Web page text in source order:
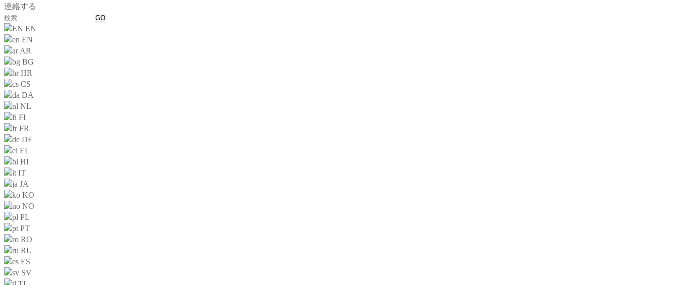
連絡する
EN
EN
AR
BG
HR
CS
DA
NL
FI
FR
DE
EL
HI
IT
JA
KO
NO
PL
PT
RO
RU
ES
SV